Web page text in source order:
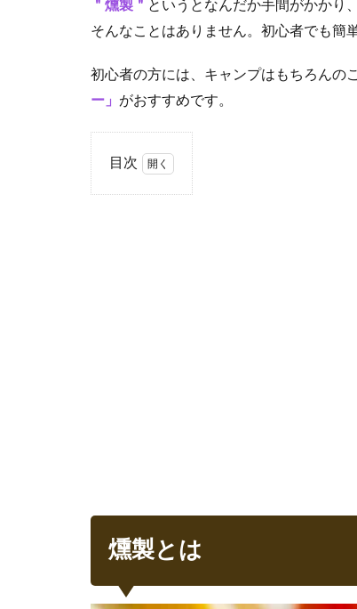
＂燻製＂ というとなんだか手間がかかり
そんなことはありません。初心者でも簡
初心者の方には、キャンプはもちろんの
ー」 がおすすめです。
目次
1.2
スモ
チッ
燻製とは